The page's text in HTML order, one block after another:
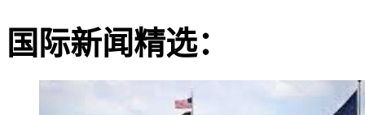
国际新闻精选：